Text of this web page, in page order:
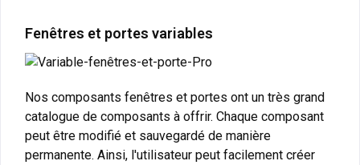
Fenêtres et portes variables
Nos composants fenêtres et portes ont un très grand
catalogue de composants à offrir. Chaque composant
peut être modifié et sauvegardé de manière
permanente. Ainsi, l'utilisateur peut facilement créer